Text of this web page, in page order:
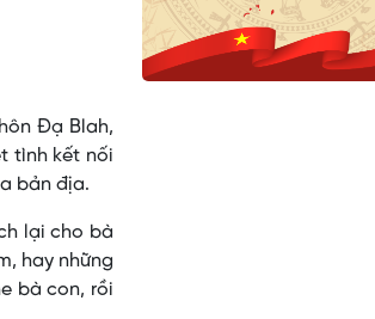
Đạ Blah,
tình kết nối
bản địa.
lại cho bà
hay những
bà con, rồi